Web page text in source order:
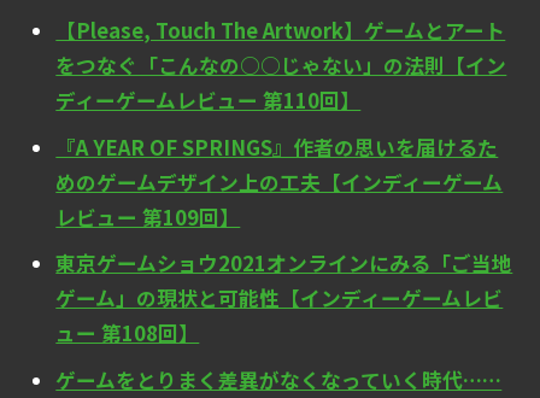
【Please, Touch The Artwork】ゲームとアート
をつなぐ「こんなの○○じゃない」の法則【イン
ディーゲームレビュー 第110回】
『A YEAR OF SPRINGS』作者の思いを届けるた
めのゲームデザイン上の工夫【インディーゲーム
レビュー 第109回】
東京ゲームショウ2021オンラインにみる「ご当地
ゲーム」の現状と可能性【インディーゲームレビ
ュー 第108回】
ゲームをとりまく差異がなくなっていく時代……